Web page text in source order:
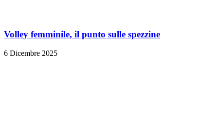
Volley femminile, il punto sulle spezzine
6 Dicembre 2025